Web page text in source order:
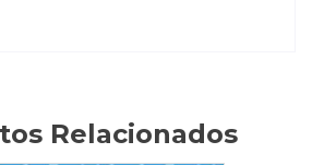
Relacionados